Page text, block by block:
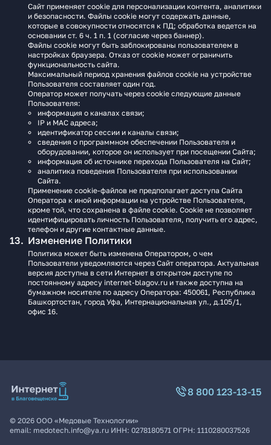
Сайт применяет cookie для персонализации контента, аналитики
и безопасности. Файлы cookie могут содержать данные,
которые в совокупности относятся к ПД; обработка ведется на
основании ст. 6 ч. 1 п. 1 (согласие через баннер).
Файлы cookie могут быть заблокированы пользователем в
настройках браузера. Отказ от cookie может ограничить
функциональность сайта.
Максимальный период хранения файлов cookie на устройстве
Пользователя составляет один год.
Оператор может получать через cookie следующие данные
Пользователя:
информация о каналах связи;
IP и MAC адреса;
идентификатор сессии и каналы связи;
сведения о программном обеспечении Пользователя и
оборудовании, которое он использует при посещении Сайта;
информация об источнике перехода Пользователя на Сайт;
аналитика поведения Пользователя при использовании
Сайта.
Применение cookie-файлов не предполагает доступа Сайта
Оператора к иной информации на устройстве Пользователя,
кроме той, что сохранена в файле cookie. Cookie не позволяет
идентифицировать личность Пользователя, получить его адрес,
телефон и другие контактные данные.
Изменение Политики
Политика может быть изменена Оператором, о чем
Пользователи уведомляются через Сайт оператора. Актуальная
версия доступна в сети Интернет в открытом доступе по
постоянному адресу internet-blagov.ru и также доступна на
бумажном носителе по адресу Оператора: 450061, Республика
Башкортостан, город Уфа, Интернациональная ул., д.105/1,
офис 16.
8 800 123-13-15
© 2026 ООО «Медовые Технологии»
email: medotech.info@ya.ru ИНН: 0278180571 ОГРН: 1110280037526